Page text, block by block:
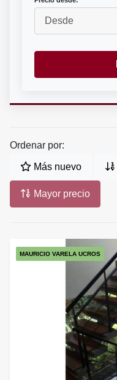
Ordenar por:
Más nuevo
Mayor precio
MAURICIO VARELA UCROS